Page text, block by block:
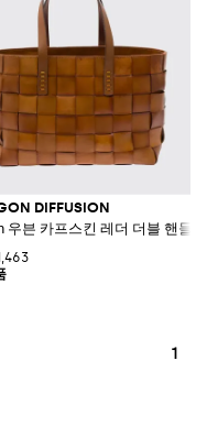
DIFFUSION
우븐 카프스킨 레더 더블 핸들
1